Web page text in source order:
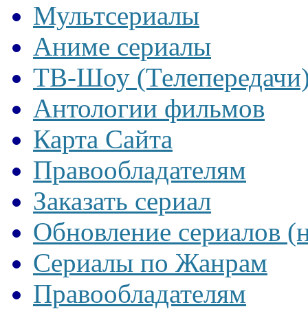
Мультсериалы
Аниме сериалы
ТВ-Шоу
Антологии фильмов
Карта Сайта
Правообладателям
Заказать сериал
Обновление сериалов
Сериалы по Жанрам
Правообладателям